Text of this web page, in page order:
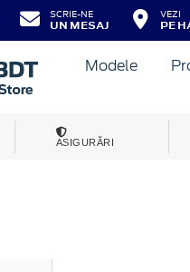
SCRIE-NE
UN MESAJ
VEZI
PE
Modele
ASIGURĂRI